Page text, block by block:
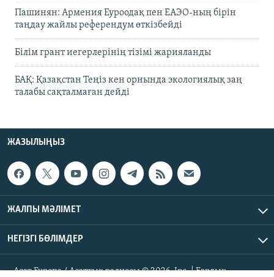
Пашинян: Армения Еуроодақ пен ЕАЭО-ның бірін
таңдау жайлы референдум өткізбейді
Білім грант иегерлерінің тізімі жарияланды
БАҚ: Қазақстан Теңіз кен орнында экологиялық заң
талабы сақталмаған дейді
ЖАЗЫЛЫҢЫЗ
ЖАЛПЫ МӘЛІМЕТ
НЕГІЗГІ БӨЛІМДЕР
Азат Еуропа / Азаттық радиосы © 2026, Inc. | Барлық